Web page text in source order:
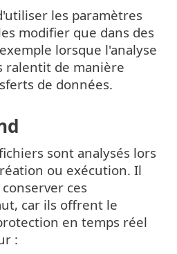
les paramètres
modifier que dans des
lorsque l'analyse
ralentit de manière
de données.
sont analysés lors
ou exécution. Il
ces
car ils offrent le
en temps réel
: